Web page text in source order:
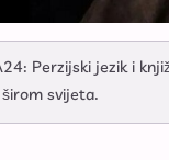
Perzijski jezik i
svijeta.